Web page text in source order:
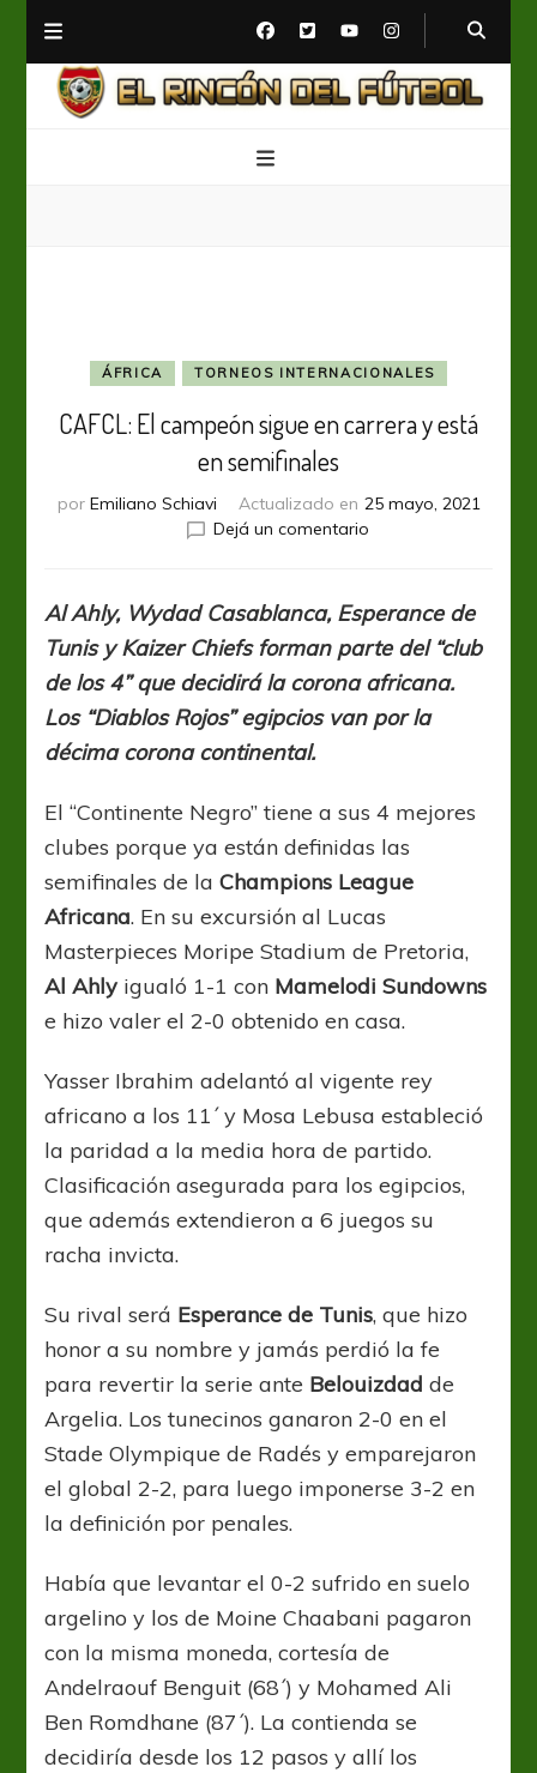
ÁFRICA TORNEOS INTERNACIONALES
CAFCL: El campeón sigue en carrera y está
en semifinales
por Emiliano Schiavi Actualizado en 25 mayo, 2021
Dejá un comentarioen
sigue
en
carrera
está
Al Ahly, Wydad Casablanca, Esperance de
Tunis y Kaizer Chiefs forman parte del “club
de los 4” que decidirá la corona africana.
Los “Diablos Rojos” egipcios van por la
décima corona continental.
El “Continente Negro” tiene a sus 4 mejores
clubes porque ya están definidas las
semifinales de laChampions League
Africana. En su excursión al Lucas
Masterpieces Moripe Stadium de Pretoria,
Al Ahly igualó 1-1 con Mamelodi Sundowns
e hizo valer el 2-0 obtenido en casa.
Yasser Ibrahim adelantó al vigente rey
africano a los 11´ y Mosa Lebusa estableció
la paridad a la media hora de partido.
Clasificación asegurada para los egipcios,
que además extendieron a 6 juegos su
racha invicta.
Su rival será Esperance de Tunis, que hizo
honor a su nombre y jamás perdió la fe
para revertir la serie ante Belouizdad de
Argelia. Los tunecinos ganaron 2-0 en el
Stade Olympique de Radés y emparejaron
el global 2-2, para luego imponerse 3-2 en
la definición por penales.
Había que levantar el 0-2 sufrido en suelo
argelino y los de Moine Chaabani pagaron
con la misma moneda, cortesía de
Andelraouf Benguit (68´) y Mohamed Ali
Ben Romdhane (87´). La contienda se
decidiría desde los 12 pasos y allí los